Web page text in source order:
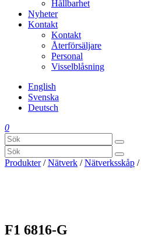
Hållbarhet
Nyheter
Kontakt
Kontakt
Återförsäljare
Personal
Visselblåsning
English
Svenska
Deutsch
0
Produkter/Nätverk /Nätverksskåp /
F1 6816-G